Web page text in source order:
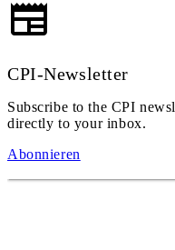
CPI-Newsletter
Subscribe to the CPI
directly to your inbox.
Abonnieren